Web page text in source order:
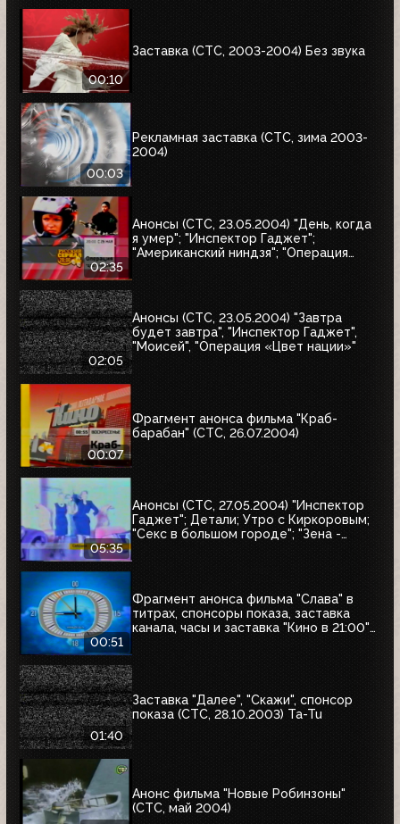
00:10
Заставка (СТС, 2003-2004) Без звука
00:03
Рекламная заставка (СТС, зима 2003-
2004)
02:35
Анонсы (СТС, 23.05.2004) "День, когда
я умер"; "Инспектор Гаджет";
"Американский ниндзя"; "Операция
02:05
Анонсы (СТС, 23.05.2004) "Завтра
будет завтра", "Инспектор Гаджет",
"Моисей", "Операция «Цвет нации»"
00:07
Фрагмент анонса фильма "Краб-
барабан" (СТС, 26.07.2004)
05:35
Анонсы (СТС, 27.05.2004) "Инспектор
Гаджет"; Детали; Утро с Киркоровым;
"Секс в большом городе"; "Зена -
00:51
Фрагмент анонса фильма "Слава" в
титрах, спонсоры показа, заставка
канала, часы и заставка "Кино в 21:00"
01:40
Заставка "Далее", "Скажи", спонсор
показа (СТС, 28.10.2003) Ta-Tu
Анонс фильма "Новые Робинзоны"
(СТС, май 2004)